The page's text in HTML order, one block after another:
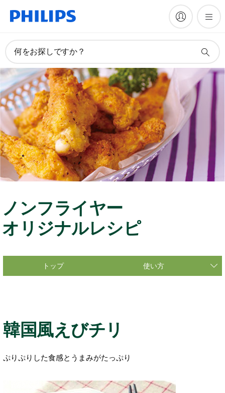
何をお探しですか？
ノンフライヤー
オリジナルレシピ
トップ 使い方
韓国風えびチリ
ぷりぷりした食感とうまみがたっぷり